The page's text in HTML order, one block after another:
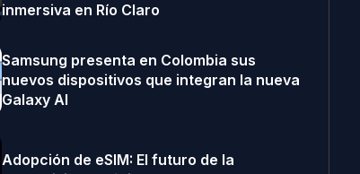
inmersiva en Río Claro
Samsung presenta en Colombia sus
nuevos dispositivos que integran la nueva
Galaxy AI
Adopción de eSIM: El futuro de la